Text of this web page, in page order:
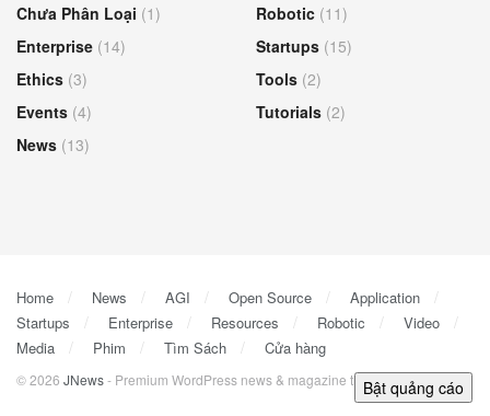
Chưa Phân Loại (1)
Enterprise (14)
Ethics (3)
Events (4)
News (13)
Robotic (11)
Startups (15)
Tools (2)
Tutorials (2)
Home News AGI Open Source
Application
Startups
Enterprise Resources Robotic
Video
Media
Phim Tìm Sách Cửa hàng
© 2026 JNews- Premium WordPress news & magazine theme byJegtheme.
Bật quảng cáo